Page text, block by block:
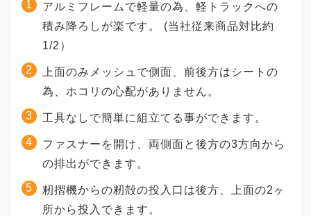
アルミフレームで軽量の為、軽トラックへの
積み降ろしが楽です。 (当社従来商品対比約
1/2）
上面のみメッシュで側面、前後方はシートの
為、ホコリの心配がありません。
工具なしで簡単に組立てる事ができます。
ファスナーを開け、両側面と後方の3方向から
の排出ができます。
籾摺機からの籾殻の投入口は後方、上面の2ヶ
所から投入できます。